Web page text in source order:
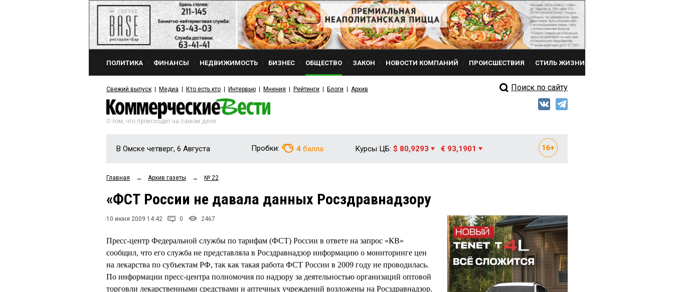
ПОЛИТИКА ФИНАНСЫ НЕДВИЖИМОСТЬ БИЗНЕС ОБЩЕСТВО ЗАКОН НОВОСТИ КОМПАНИЙ ПРОИСШЕСТВИЯ СТИЛЬ ЖИЗНИ
Свежий выпуск Медиа Кто есть кто Интервью Мнения Рейтинги Блоги Архив Поиск по сайту
О том, что происходит на самом деле
В Омске четверг, 6 Августа Пробки: 4 балла Курсы ЦБ: $ 80,9293 € 93,1901
Главная → Архив газеты → № 22
«ФСТ России не давала данных Росздравнадзору
10 июня 2009 14:42 0 2467
Пресс-центр Федеральной службы по тарифам (ФСТ) России в ответе на запрос «КВ»
сообщил, что его служба не представляла в Росздравнадзор информацию о мониторинге цен
на лекарства по субъектам РФ, так как такая работа ФСТ России в 2009 году не проводилась.
По информации пресс-центра полномочия по надзору за деятельностью организаций оптовой
торговли лекарственными средствами и аптечных учреждений возложены на Росздравнадзор.